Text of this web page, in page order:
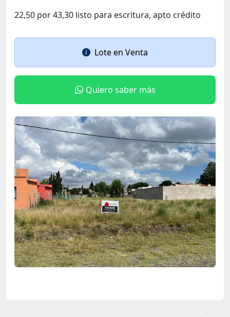
22,50 por 43,30 listo para escritura, apto crédito
Loteen Venta
Quiero saber más